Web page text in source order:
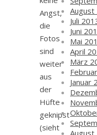
Angst,
die
Fotos
sind
weiter
aus
der
Hüfte
geknipst
(sieht
August
Juli
Juni
Mai
April
März
Januar
August